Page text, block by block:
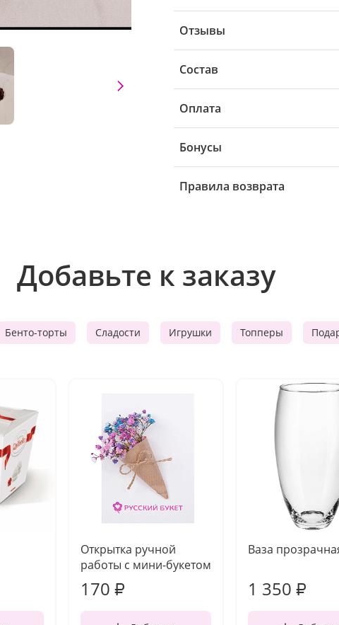
Отзывы
Состав
Оплата
Бонусы
Правила возврата
Добавьте к заказу
Бенто-торты Сладости Игрушки Топперы
Открытка ручной
работы с мини-букетом
170 ₽
Ваза
1 350 ₽